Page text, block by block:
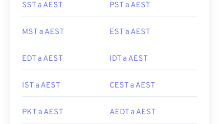
SST a AEST PST a AEST
MST a AEST EST a AEST
EDT a AEST IDT a AEST
IST a AEST CEST a AEST
PKT a AEST AEDT a AEST